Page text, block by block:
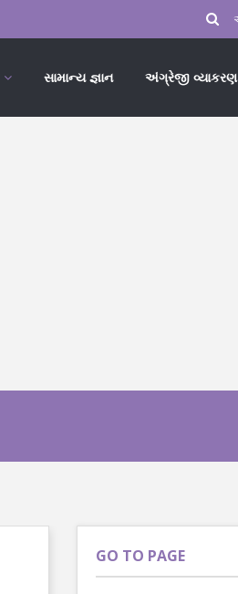
સામાન્ય જ્ઞાન અંગ્રેજી વ્યાકરણ
GO TO PAGE